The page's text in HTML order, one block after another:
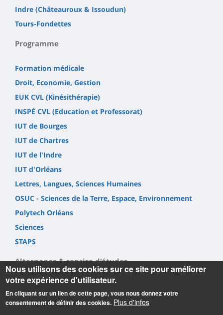
Indre (Châteauroux & Issoudun)
Tours-Fondettes
Programme
Formation médicale
Droit, Economie, Gestion
EUK CVL (Kinésithérapie)
INSPÉ CVL (Education et Professorat)
IUT de Bourges
IUT de Chartres
IUT de l'Indre
IUT d'Orléans
Lettres, Langues, Sciences Humaines
OSUC - Sciences de la Terre, Espace, Environnement
Polytech Orléans
Sciences
STAPS
Alternance & reprise d'études
Alternance
Reprise d'étude
Nous utilisons des cookies sur ce site pour améliorer
votre expérience d'utilisateur.
En cliquant sur un lien de cette page, vous nous donnez votre
consentement de définir des cookies. Plus d'infos